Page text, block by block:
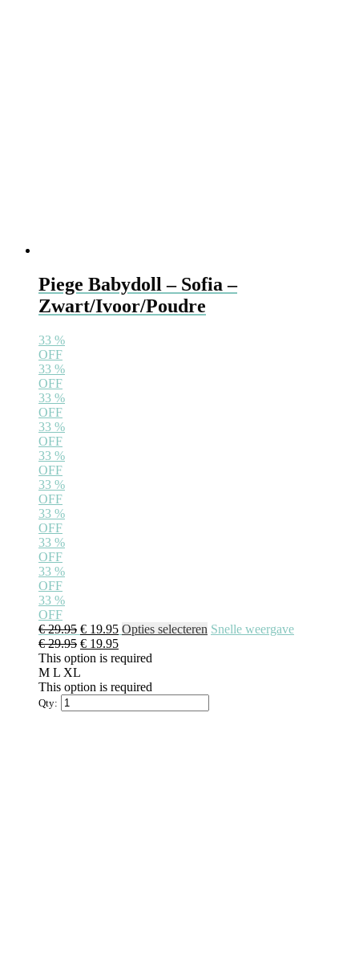
Piege Babydoll – Sofia –
Zwart/Ivoor/Poudre
33 %
OFF
33 %
OFF
33 %
OFF
33 %
OFF
33 %
OFF
33 %
OFF
33 %
OFF
33 %
OFF
33 %
OFF
33 %
OFF
€29.95 € 19.95 Opties selecteren Snelle weergave
€29.95 € 19.95
This option is required
M L XL
This option is required
Qty: